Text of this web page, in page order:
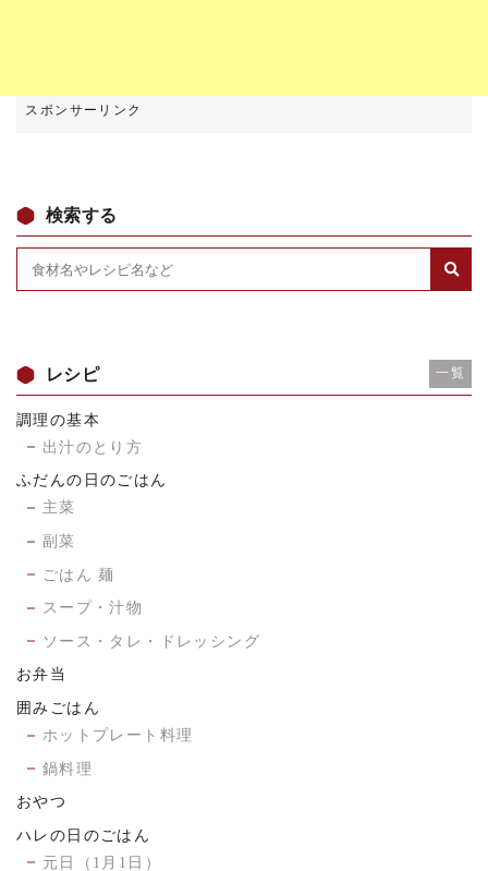
検索する
レシピ 一覧
調理の基本
出汁のとり方
ふだんの日のごはん
主菜
副菜
ごはん 麺
スープ・汁物
ソース・タレ・ドレッシング
お弁当
囲みごはん
ホットプレート料理
鍋料理
おやつ
ハレの日のごはん
元日（1月1日）